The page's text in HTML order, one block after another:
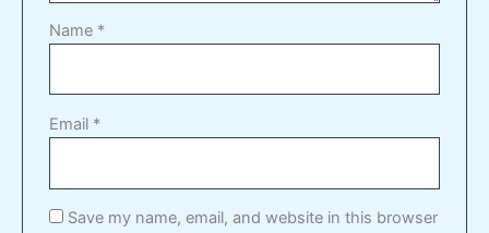
Name *
Email *
Save my name, email, and website in this browser